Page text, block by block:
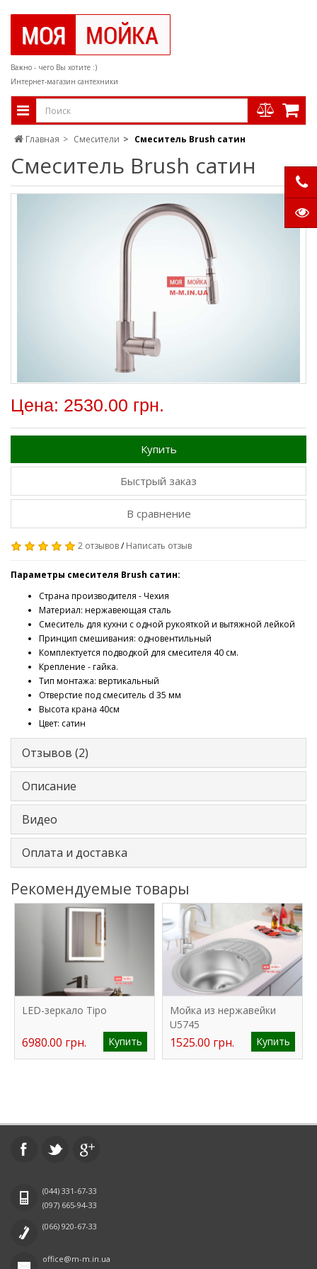
Важно - чего Вы хотите :)
Интернет-магазин сантехники
Главная Смесители Смеситель Brush сатин
Смеситель Brush сатин
Цена: 2530.00 грн.
Купить
Быстрый заказ
В сравнение
2 отзывов/Написать отзыв
Параметры смесителя Brush сатин:
Страна производителя - Чехия
Материал: нержавеющая сталь
Смеситель для кухни с одной рукояткой и вытяжной лейкой
Принцип смешивания: одновентильный
Комплектуется подводкой для смесителя 40 cм.
Крепление - гайка.
Тип монтажа: вертикальный
Отверстие под смеситель d 35 мм
Высота крана 40см
Цвет: сатин
Отзывов (2)
Описание
Видео
Оплата и доставка
Рекомендуемые товары
LED-зеркало Tipo
6980.00 грн. Купить
Мойка из нержавейки
U5745
1525.00 грн. Купить
(044) 331-67-33
(097) 665-94-33
(066) 920-67-33
office@m-m.in.ua